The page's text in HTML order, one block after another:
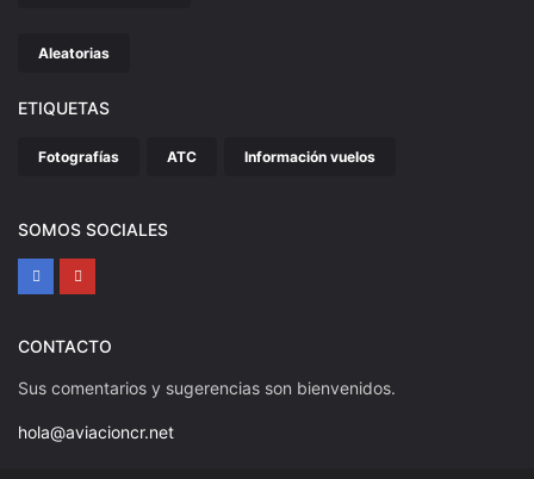
Aleatorias
ETIQUETAS
Fotografías ATC Información vuelos
SOMOS SOCIALES
CONTACTO
Sus comentarios y sugerencias son bienvenidos.
hola@aviacioncr.net